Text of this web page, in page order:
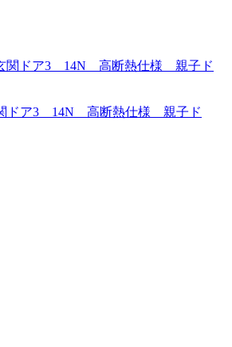
ドア3 14N 高断熱仕様 親子ド